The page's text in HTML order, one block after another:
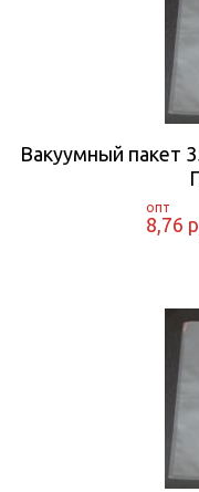
Вакуумный пакет
8,76